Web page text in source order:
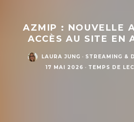
AZMIP : NOUVELLE
ACCÈS AU SITE EN
LAURA JUNG · STREAMING &
17 MAI 2026 · TEMPS DE